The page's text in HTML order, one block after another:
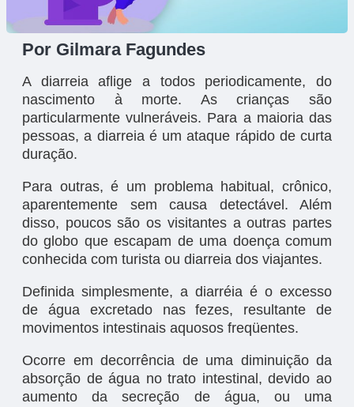
Por Gilmara Fagundes
A diarreia aflige a todos periodicamente, do
nascimento à morte. As crianças são
particularmente vulneráveis. Para a maioria das
pessoas, a diarreia é um ataque rápido de curta
duração.
Para outras, é um problema habitual, crônico,
aparentemente sem causa detectável. Além
disso, poucos são os visitantes a outras partes
do globo que escapam de uma doença comum
conhecida com turista ou diarreia dos viajantes.
Definida simplesmente, a diarréia é o excesso
de água excretado nas fezes, resultante de
movimentos intestinais aquosos freqüentes.
Ocorre em decorrência de uma diminuição da
absorção de água no trato intestinal, devido ao
aumento da secreção de água, ou uma